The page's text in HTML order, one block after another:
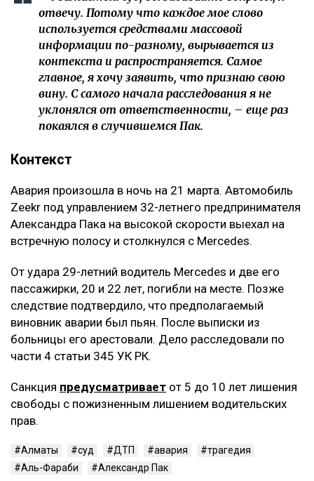
отвечу. Потому что каждое мое слово
используется средствами массовой
информации по-разному, вырывается из
контекста и распространяется. Самое
главное, я хочу заявить, что признаю свою
вину. С самого начала расследования я не
уклонялся от ответственности, – еще раз
покаялся в случившемся Пак.
Контекст
Авария произошла в ночь на 21 марта. Автомобиль
Zeekr под управлением 32-летнего предпринимателя
Александра Пака на высокой скорости выехал на
встречную полосу и столкнулся с Mercedes.
От удара 29-летний водитель Mercedes и две его
пассажирки, 20 и 22 лет, погибли на месте. Позже
следствие подтвердило, что предполагаемый
виновник аварии был пьян. После выписки из
больницы его арестовали. Дело расследовали по
части 4 статьи 345 УК РК.
Санкция предусматривает от 5 до 10 лет лишения
свободы с пожизненным лишением водительских
прав.
Алматы суд ДТП авария
трагедия
Аль-Фараби
Александр Пак